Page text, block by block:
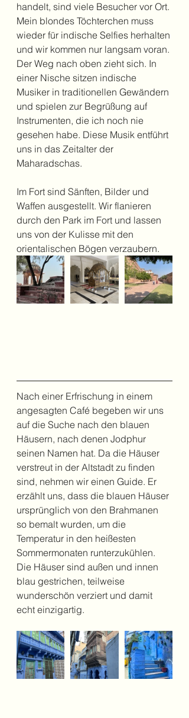
handelt, sind viele Besucher vor Ort.
Mein blondes Töchterchen muss
wieder für indische Selfies herhalten
und wir kommen nur langsam voran.
Der Weg nach oben zieht sich. In
einer Nische sitzen indische
Musiker in traditionellen Gewändern
und spielen zur Begrüßung auf
Instrumenten, die ich noch nie
gesehen habe. Diese Musik entführt
uns in das Zeitalter der
Maharadschas.
Im Fort sind Sänften, Bilder und
Waffen ausgestellt. Wir flanieren
durch den Park im Fort und lassen
uns von der Kulisse mit den
orientalischen Bögen verzaubern.
Nach einer Erfrischung in einem
angesagten Café begeben wir uns
auf die Suche nach den blauen
Häusern, nach denen Jodphur
seinen Namen hat. Da die Häuser
verstreut in der Altstadt zu finden
sind, nehmen wir einen Guide. Er
erzählt uns, dass die blauen Häuser
ursprünglich von den Brahmanen
so bemalt wurden, um die
Temperatur in den heißesten
Sommermonaten runterzukühlen.
Die Häuser sind außen und innen
blau gestrichen, teilweise
wunderschön verziert und damit
echt einzigartig.